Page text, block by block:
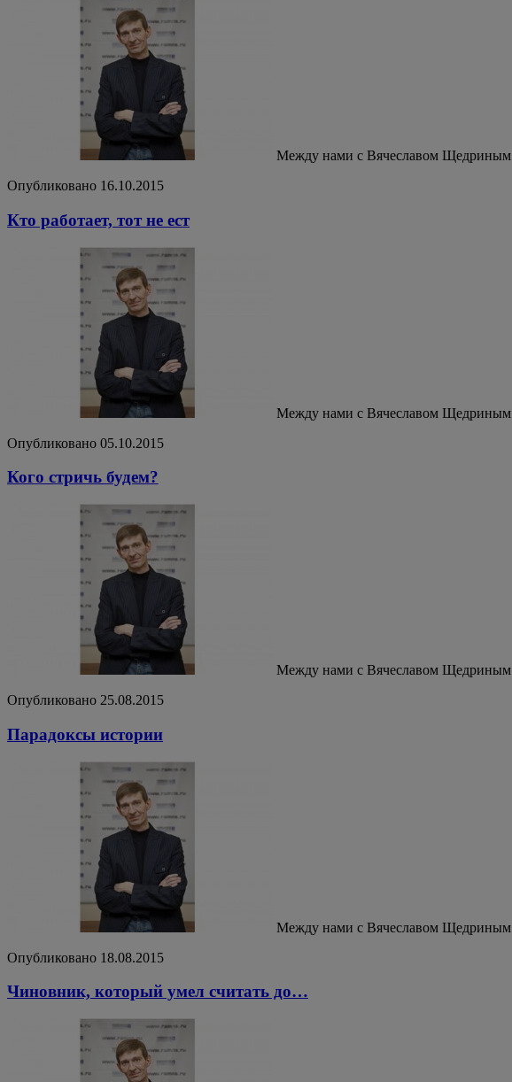
Между нами с Вячеславом Щедриным
Опубликовано 16.10.2015
Кто работает, тот не ест
Между нами с Вячеславом Щедриным
Опубликовано 05.10.2015
Кого стричь будем?
Между нами с Вячеславом Щедриным
Опубликовано 25.08.2015
Парадоксы истории
Между нами с Вячеславом Щедриным
Опубликовано 18.08.2015
Чиновник, который умел считать до…